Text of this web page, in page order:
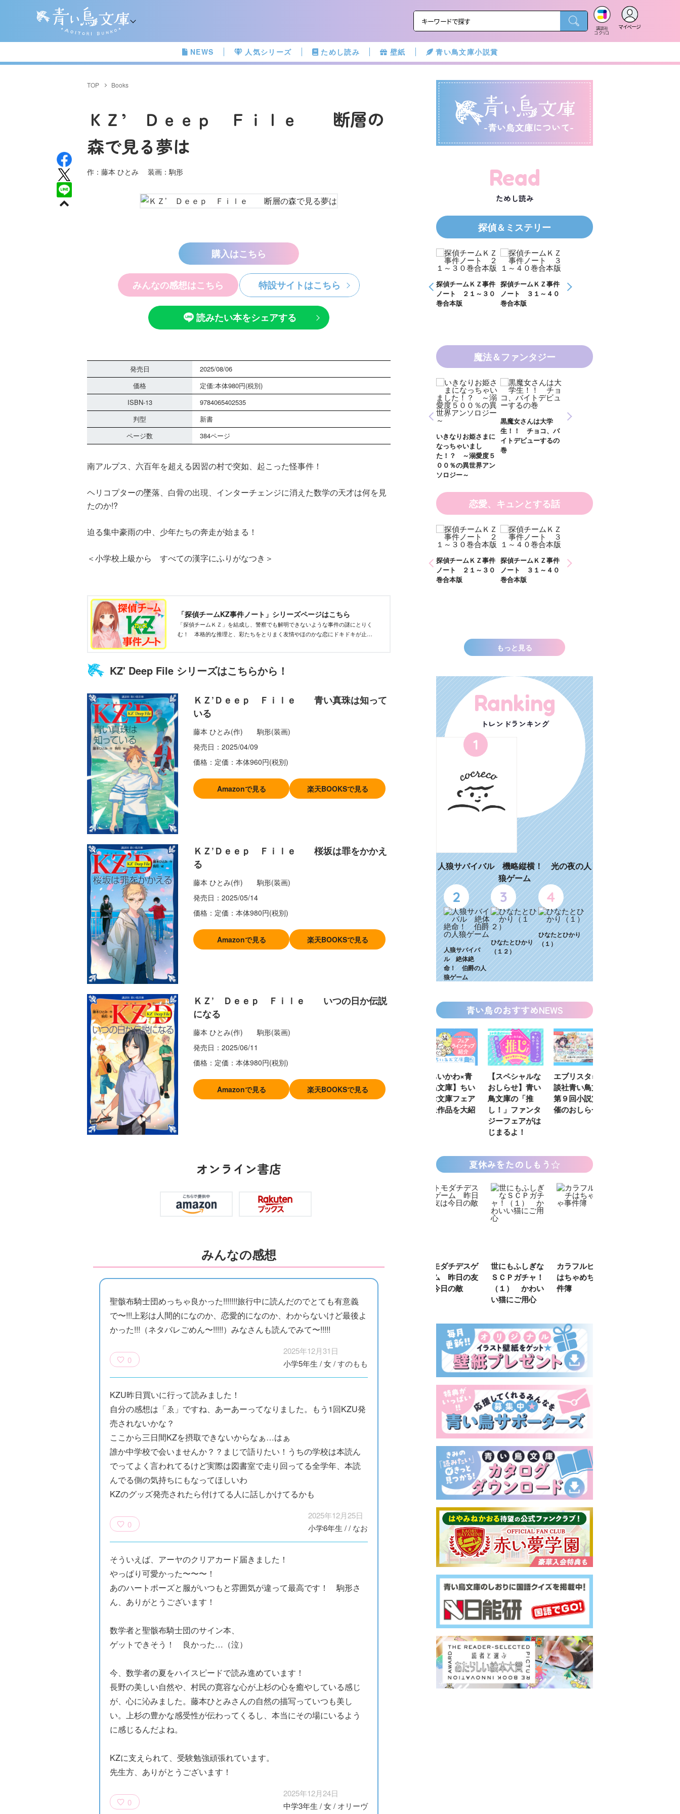
講談社
コクリコ
マイページ
NEWS 人気シリーズ ためし読み 壁紙 青い鳥文庫小説賞
TOP Books
ＫＺ’ Ｄｅｅｐ Ｆｉｌｅ 断層の
森で見る夢は
作：藤本 ひとみ 装画：駒形
購入はこちら
みんなの感想はこちら 特設サイトはこちら
読みたい本をシェアする
発売日
2025/08/06
価格
定価:本体980円(税別)
ISBN-13
9784065402535
判型
新書
ページ数
384ページ
南アルプス、六百年を超える因習の村で突如、起こった怪事件！
ヘリコプターの墜落、白骨の出現、インターチェンジに消えた数学の天才は何を見
たのか!?
迫る集中豪雨の中、少年たちの奔走が始まる！
＜小学校上級から すべての漢字にふりがなつき＞
「探偵チームKZ事件ノート」シリーズページはこちら
「探偵チームＫＺ」を結成し、警察でも解明できないような事件の謎にとりく
む！ 本格的な推理と、彩たちをとりまく友情やほのかな恋にドキドキが止ま
KZ' Deep File シリーズはこちらから！
ＫＺ’Ｄｅｅｐ Ｆｉｌｅ 青い真珠は知って
いる
藤本 ひとみ(作) 駒形(装画)
発売日： 2025/04/09
価格： 定価：本体960円(税別)
Amazonで見る 楽天BOOKSで見る
ＫＺ’Ｄｅｅｐ Ｆｉｌｅ 桜坂は罪をかかえ
る
藤本 ひとみ(作) 駒形(装画)
発売日： 2025/05/14
価格： 定価：本体980円(税別)
Amazonで見る 楽天BOOKSで見る
ＫＺ’ Ｄｅｅｐ Ｆｉｌｅ いつの日か伝説
になる
藤本 ひとみ(作) 駒形(装画)
発売日： 2025/06/11
価格： 定価：本体980円(税別)
Amazonで見る 楽天BOOKSで見る
オンライン書店
みんなの感想
聖骸布騎士団めっちゃ良かった!!!!!!!旅行中に読んだのでとても有意義
で〜!!!上彩は人間的になのか、恋愛的になのか、わからないけど最後よ
かった!!!（ネタバレごめん〜!!!!!）みなさんも読んでみて〜!!!!!
0
2025年12月31日
小学5年生 /女/すのもも
KZU昨日買いに行って読みました！
自分の感想は「ゑ」ですね、あーあーってなりました。もう1回KZU発
売されないかな？
ここから三日間KZを摂取できないからなぁ…はぁ
誰か中学校で会いませんか？？まじで語りたい！うちの学校は本読ん
でってよく言われてるけど実際は図書室で走り回ってる全学年、本読
んでる側の気持ちにもなってほしいわ
KZのグッズ発売されたら付けてる人に話しかけてるかも
0
2025年12月25日
小学6年生 // なお
そういえば、アーヤのクリアカード届きました！
やっぱり可愛かった〜〜〜！
あのハートポーズと服がいつもと雰囲気が違って最高です！ 駒形さ
ん、ありがとうございます！
数学者と聖骸布騎士団のサイン本、
ゲットできそう！ 良かった…（泣）
今、数学者の夏をハイスピードで読み進めています！
長野の美しい自然や、村民の寛容な心が上杉の心を癒やしている感じ
が、心に沁みました。藤本ひとみさんの自然の描写っていつも美し
い。上杉の豊かな感受性が伝わってくるし、本当にその場にいるよう
に感じるんだよね。
KZに支えられて、受験勉強頑張れています。
先生方、ありがとうございます！
0
2025年12月24日
中学3年生 /女/ オリーヴ
-青い鳥文庫について-
Read
ためし読み
探偵＆ミステリー
探偵チームＫＺ事件
霊は知っている
怪盗クイーンはサー
ムブック
探偵チームＫＺ事件
ノート １～１０巻
探偵チームＫＺ事件 探偵チームＫＺ事件
ノート ３１～４０
巻合本版
探偵チームＫＺ事件
ノート １１～２０
巻合本版
ＫＺ’ Ｕｐｐｅｒ
Ｆｉｌｅ 数学者
魔法＆ファンタジー
黒魔女さんは白魔女
さん！？ ６年１
組 黒魔女さんが通
る！！（１８）
黒魔女さんと恋の魔
法 ６年１組 黒魔
女さんが通る！！
青い鳥文庫版 獣の
なっちゃいまし
黒魔女さんは大学
イトデビューするの
巻
１～１１ 全１１巻
合本版
妖界ナビ・ルナ１～
恋愛、キュンとする話
ひなたとひかり
かわいく（なく）て
ＢＯＯＫ
探偵チームＫＺ事件 探偵チームＫＺ事件
ノート ３１～４０
巻合本版
探偵チームＫＺ事件
ノート １１～２０
巻合本版
もっと見る
Ranking
トレンドランキング
1
人狼サバイバル 機略縦横！ 光の夜の人
狼ゲーム
2
人狼サバイバ
ル 絶体絶
命！ 伯爵の人
狼ゲーム
3
ひなたとひかり
（１２）
4
ひなたとひかり
（１）
青い鳥のおすすめNEWS
エブリスタ×講
談社青い鳥文庫
第９回小説賞開
催のおしらせ
【速報】『黒魔
女さんが通
る‼』ついにコ
ミカライズ！
いに始動！ 限
定特典＆ヒミツ
ークにいっき読
み！ 青い鳥文
ンロード
【ちいかわ×青
い鳥文庫】ちい
あお文庫フェア
対象作品を大紹
【スペシャルな
おしらせ】青い
鳥文庫の「推
し！」ファンタ
ジーフェアがは
じまるよ！
エブリスタ×講
談社青い鳥文庫
第９回小説賞開
催のおしらせ
夏休みをたのしもう☆
トモダチデスゲ
ーム 昨日の友
は今日の敵
世にもふしぎな
ＳＣＰガチャ！
い猫にご用心
カラフルピーチ
はちゃめちゃ事
長浜高校水族館
部！
悪役なんて、ご
めんです！
（１）
トモダチデスゲ
ーム 昨日の友
は今日の敵
世にもふしぎな
ＳＣＰガチャ！
（１） かわい
い猫にご用心
カラフルピーチ
はちゃめちゃ事
件簿